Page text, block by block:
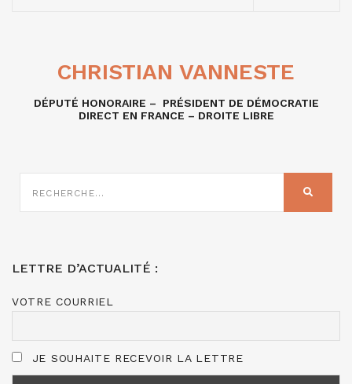
CHRISTIAN VANNESTE
DÉPUTÉ HONORAIRE – PRÉSIDENT DE DÉMOCRATIE
DIRECT EN FRANCE – DROITE LIBRE
SUR
LETTRE D’ACTUALITÉ :
VOTRE COURRIEL
JE SOUHAITE RECEVOIR LA LETTRE